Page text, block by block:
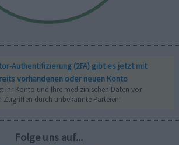
Authentifizierung (2FA) gibt es jetzt mit
vorhandenen oder neuen Konto
Ihr Konto und Ihre medizinischen Daten vor
Zugriffen durch unbekannte Parteien.
Folge uns auf...